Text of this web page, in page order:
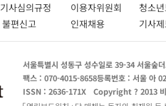
기사심의규정 이용자위원회 청소
불편신고 인재채용 기
서울특별시 성동구 성수일로 39-34 서울숲
팩스 : 070-4015-8658등록번호 : 서울 아
ISSN : 2636-171X
Copyright ? 2013